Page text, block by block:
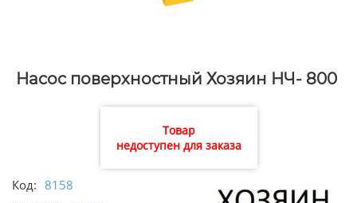
Насос поверхностный Хозяин НЧ- 800
Товар
недоступен для заказа
Код: 8158